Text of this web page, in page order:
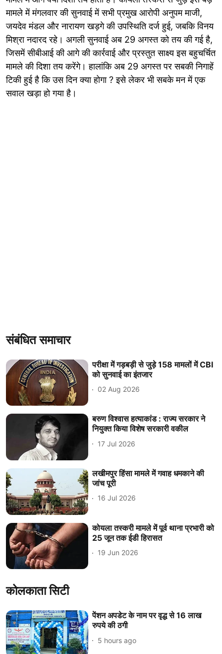
मामले में मंगलवार की सुनवाई में सभी प्रमुख आरोपी अनुपम माजी,
जयदेव मंडल और नारायण खड़गे की उपस्थिति दर्ज हुई, जबकि विनय
मिश्रा नदारद रहे। अगली सुनवाई अब 29 अगस्त को तय की गई है,
जिसमें सीबीआई की आगे की कार्रवाई और प्रस्तुत साक्ष्य इस बहुचर्चित
मामले की दिशा तय करेंगे। हालांकि अब 29 अगस्त पर सबकी निगाहें
टिकी हुई है कि उस दिन क्या होगा ? इसे लेकर भी सबके मन में एक
सवाल खड़ा हो गया है।
संबंधित समाचार
परीक्षा में गड़बड़ी से जुड़े 158 मामलों में CBI
को सुनवाई का इंतजार
02 Aug 2026
बरुण विश्वास हत्याकांड : राज्य सरकार ने
नियुक्त किया विशेष सरकारी वकील
17 Jul 2026
लखीमपुर हिंसा मामले में गवाह धमकाने की
जांच पूरी
16 Jul 2026
कोयला तस्करी मामले में पूर्व थाना प्रभारी को
25 जून तक ईडी हिरासत
19 Jun 2026
कोलकाता सिटी
पेंशन अपडेट के नाम पर वृद्ध से 16 लाख
रुपये की ठगी
5 hours ago